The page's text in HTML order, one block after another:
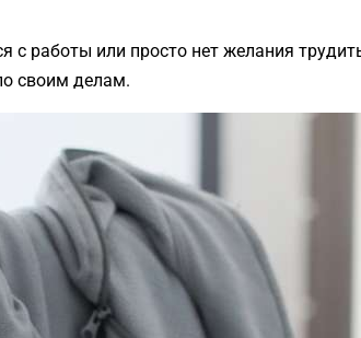
с работы или просто нет желания
своим делам.